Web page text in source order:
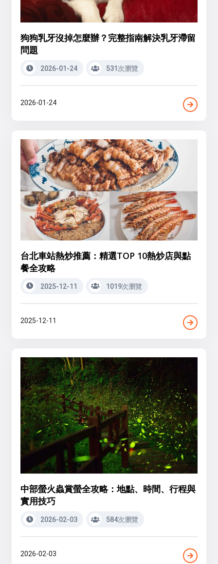
狗狗乳牙沒掉怎麼辦？完整指南解決乳牙滯留
問題
2026-01-24 531次瀏覽
2026-01-24
台北車站熱炒推薦：精選TOP 10熱炒店與點
餐全攻略
2025-12-11 1019次瀏覽
2025-12-11
中部螢火蟲賞螢全攻略：地點、時間、行程與
實用技巧
2026-02-03 584次瀏覽
2026-02-03